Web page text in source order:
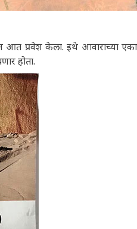
आत प्रवेश केला. इथे आवाराच्या एका
होता.